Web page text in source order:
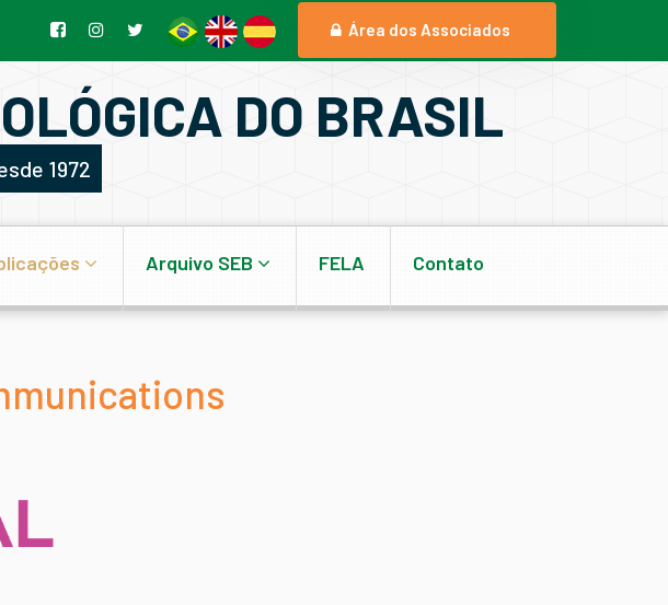
Área dos Associados
DO BRASIL
1972
Arquivo SEB FELA Contato